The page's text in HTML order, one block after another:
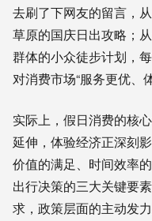
去刷了下网友的留言，
草原的国庆日出攻略；
群体的小众徒步计划，
对消费市场“服务更优、
实际上，假日消费的核
延伸，体验经济正深刻
价值的满足、时间效率
出行决策的三大关键要
求，政策层面的主动发